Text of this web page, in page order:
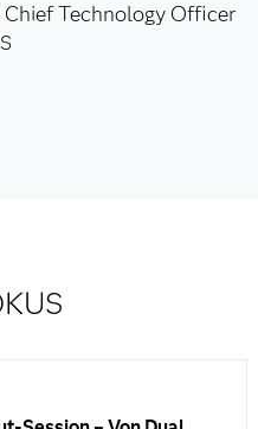
Technology Officer